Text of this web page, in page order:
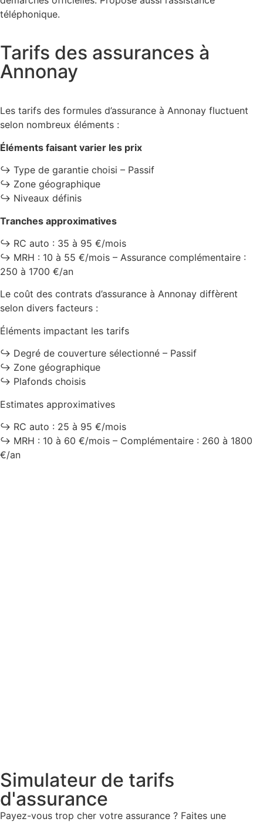
téléphonique.
Tarifs des assurances à
Annonay
Les tarifs des formules d’assurance à Annonay fluctuent
selon nombreux éléments :
Éléments faisant varier les prix
↪️ Type de garantie choisi – Passif
↪️ Zone géographique
↪️ Niveaux définis
Tranches approximatives
↪️ RC auto : 35 à 95 €/mois
↪️ MRH : 10 à 55 €/mois – Assurance complémentaire :
250 à 1700 €/an
Le coût des contrats d’assurance à Annonay diffèrent
selon divers facteurs :
Éléments impactant les tarifs
↪️ Degré de couverture sélectionné – Passif
↪️ Zone géographique
↪️ Plafonds choisis
Estimates approximatives
↪️ RC auto : 25 à 95 €/mois
↪️ MRH : 10 à 60 €/mois – Complémentaire : 260 à 1800
€/an
Simulateur de tarifs
d'assurance
Payez-vous trop cher votre assurance ? Faites une